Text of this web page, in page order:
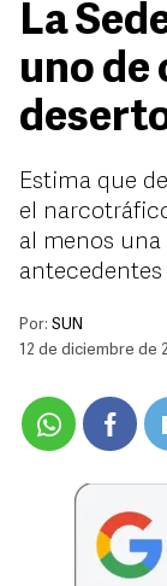
La
uno de
Estima que
el
al menos
Por: SUN
12 de diciembre de